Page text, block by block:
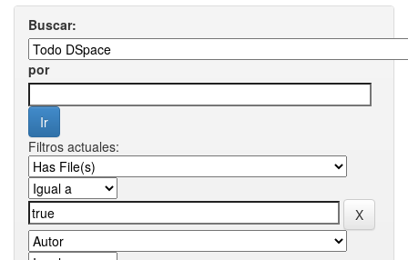
Buscar:
por
Filtros actuales: